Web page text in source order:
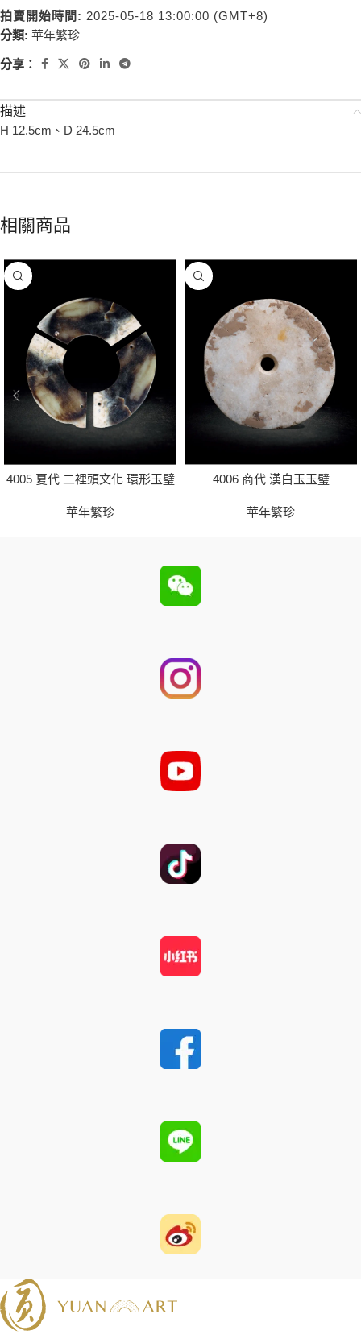
拍賣開始時間: 2025-05-18 13:00:00 (GMT+8)
分類: 華年繁珍
分享：
描述
H 12.5cm、D 24.5cm
相關商品
4005 夏代 二裡頭文化 環形玉璧
華年繁珍
4006 商代 漢白玉玉璧
華年繁珍